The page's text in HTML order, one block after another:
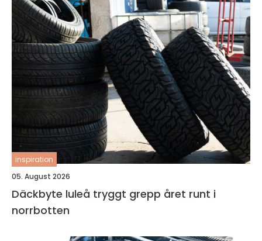
inspiration
05. August 2026
Däckbyte luleå tryggt grepp året runt i
norrbotten